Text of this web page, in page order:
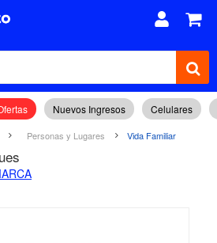
Nuevos Ingresos Celulares
Personas y Lugares Vida Familiar